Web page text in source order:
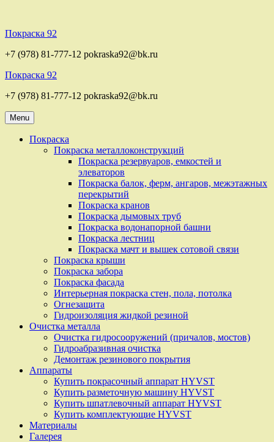
Покраска 92
+7 (978) 81-777-12 pokraska92@bk.ru
Покраска 92
+7 (978) 81-777-12 pokraska92@bk.ru
Menu
Покраска
Покраска металлоконструкций
Покраска резервуаров, емкостей и
элеваторов
Покраска балок, ферм, ангаров, межэтажных
перекрытий
Покраска кранов
Покраска дымовых труб
Покраска водонапорной башни
Покраска лестниц
Покраска мачт и вышек сотовой связи
Покраска крыши
Покраска забора
Покраска фасада
Интерьерная покраска стен, пола, потолка
Огнезащита
Гидроизоляция жидкой резиной
Очистка металла
Очистка гидросооружений (причалов, мостов)
Гидроабразивная очистка
Демонтаж резинового покрытия
Аппараты
Купить покрасочный аппарат HYVST
Купить разметочную машину HYVST
Купить шпатлевочный аппарат HYVST
Купить комплектующие HYVST
Материалы
Галерея